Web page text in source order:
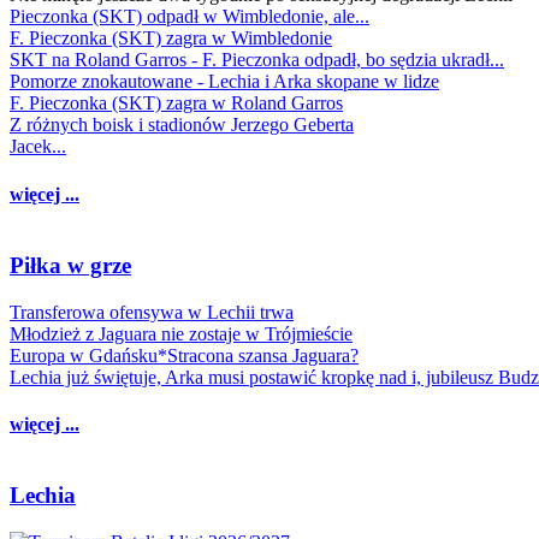
Pieczonka (SKT) odpadł w Wimbledonie, ale...
F. Pieczonka (SKT) zagra w Wimbledonie
SKT na Roland Garros - F. Pieczonka odpadł, bo sędzia ukradł...
Pomorze znokautowane - Lechia i Arka skopane w lidze
F. Pieczonka (SKT) zagra w Roland Garros
Z różnych boisk i stadionów Jerzego Geberta
Jacek...
więcej ...
Piłka w grze
Transferowa ofensywa w Lechii trwa
Młodzież z Jaguara nie zostaje w Trójmieście
Europa w Gdańsku*Stracona szansa Jaguara?
Lechia już świętuje, Arka musi postawić kropkę nad i, jubileusz
więcej ...
Lechia